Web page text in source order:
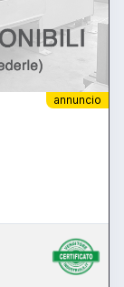
annuncio